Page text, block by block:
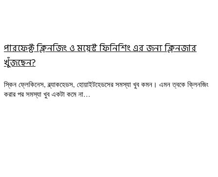
পারফেক্ট ক্লিনজিং ও ময়েস্ট ফিনিশিং এর জন্য ক্লিনজার
খুঁজছেন?
স্কিন ফ্লেকিনেস, ব্ল্যাকহেডস, হোয়াইটহেডসের সমস্যা খুব কমন। এমন ত্বকে ক্লিনজিং
করার পর সমস্যা খুব একটা কমে না…